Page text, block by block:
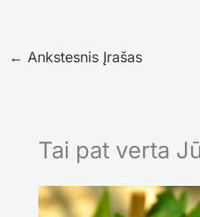
← Ankstesnis Įrašas
Tai pat verta